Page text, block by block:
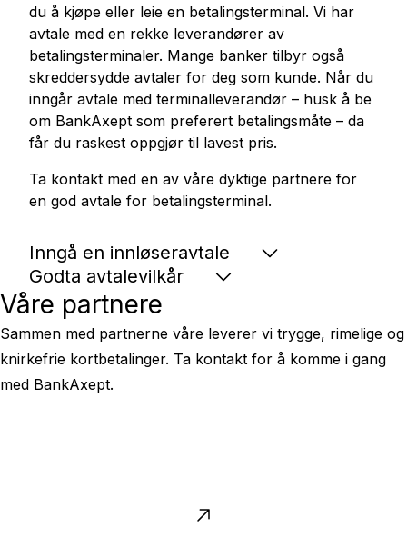
du å kjøpe eller leie en betalingsterminal. Vi har
avtale med en rekke leverandører av
betalingsterminaler. Mange banker tilbyr også
skreddersydde avtaler for deg som kunde. Når du
inngår avtale med terminalleverandør – husk å be
om BankAxept som preferert betalingsmåte – da
får du raskest oppgjør til lavest pris.
Ta kontakt med en av våre dyktige partnere for
en god avtale for betalingsterminal.
Inngå en innløseravtale
Godta avtalevilkår
Våre partnere
Sammen med partnerne våre leverer vi trygge, rimelige og
knirkefrie kortbetalinger. Ta kontakt for å komme i gang
med BankAxept.